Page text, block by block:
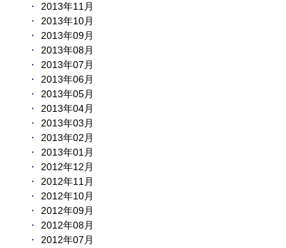
2013年11月
2013年10月
2013年09月
2013年08月
2013年07月
2013年06月
2013年05月
2013年04月
2013年03月
2013年02月
2013年01月
2012年12月
2012年11月
2012年10月
2012年09月
2012年08月
2012年07月